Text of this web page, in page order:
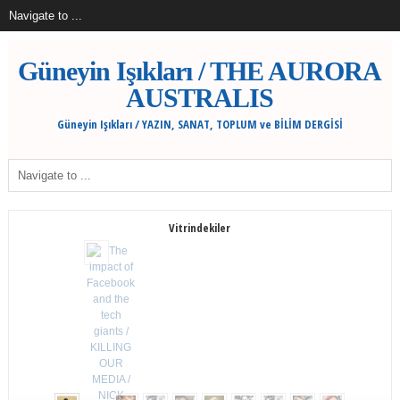
Güneyin Işıkları / THE AURORA
AUSTRALIS
Güneyin Işıkları / YAZIN, SANAT, TOPLUM ve BİLİM DERGİSİ
Vitrindekiler